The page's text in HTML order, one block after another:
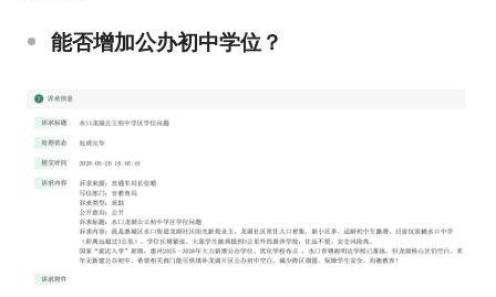
能否增加公办初中学位？